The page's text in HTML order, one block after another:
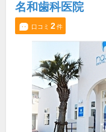
名和歯科医院
口コミ 2件